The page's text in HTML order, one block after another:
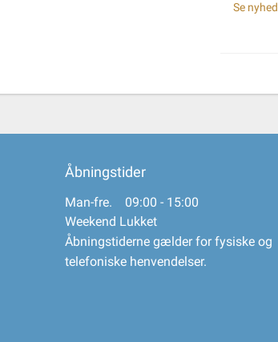
Se nyhed
Åbningstider
Man-fre. 09:00 - 15:00
Weekend Lukket
Åbningstiderne gælder for fysiske og
telefoniske henvendelser.